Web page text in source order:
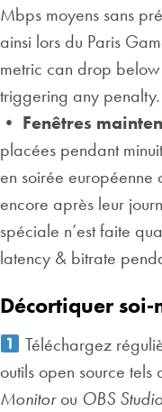
Mbps moyens sans
ainsi lors du Paris
metric can drop
triggering any penalty.
• Fenêtres
placées pendant
en soirée
encore après leur
spéciale n’est faite
latency & bitrate
Décortiquer
Téléchargez
outils open source tels
Monitorou OBS